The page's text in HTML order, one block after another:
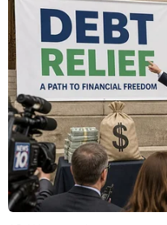
này.
Tuy nhiên, thủ tục
chờ phiên họp toàn
thông qua, thì Thụy
vào NATO.
Trong khi đó, theo kế
Thổ Nhĩ Kỳ sẽ nhóm
15/1/2024.